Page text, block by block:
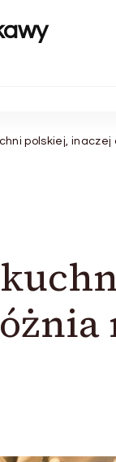
polskiej,